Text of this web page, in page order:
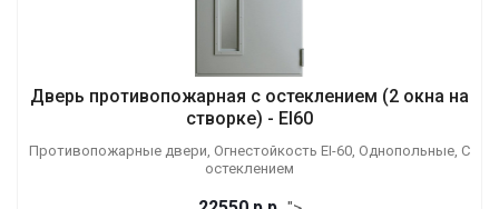
Дверь противопожарная с остеклением (2 окна на
створке) - EI60
Противопожарные двери, Огнестойкость EI-60, Однопольные, С
остеклением